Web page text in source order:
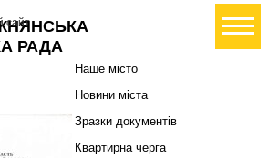
РАДА
сайт
Створити петицію
Наше місто
Новини міста
Зразки документів
Квартирна черга